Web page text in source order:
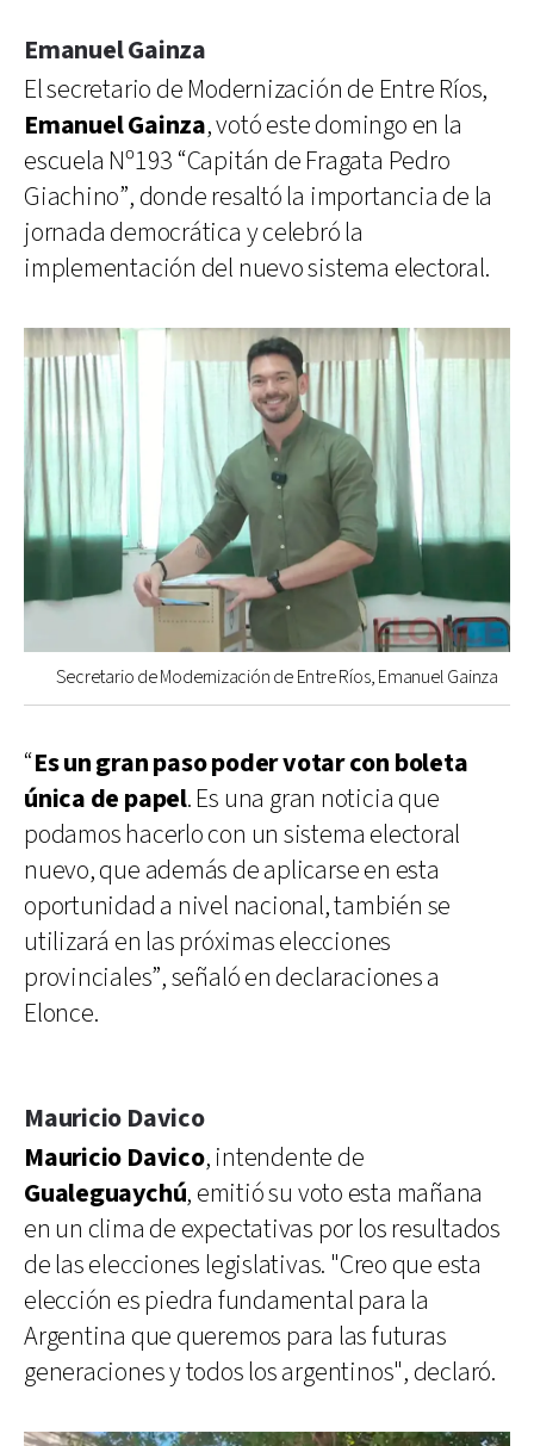
Emanuel Gainza
El secretario de Modernización de Entre Ríos,
Emanuel Gainza, votó este domingo en la
escuela Nº193 “Capitán de Fragata Pedro
Giachino”, donde resaltó la importancia de la
jornada democrática y celebró la
implementación del nuevo sistema electoral.
Secretario de Modernización de Entre Ríos, Emanuel Gainza
“Es un gran paso poder votar con boleta
única de papel. Es una gran noticia que
podamos hacerlo con un sistema electoral
nuevo, que además de aplicarse en esta
oportunidad a nivel nacional, también se
utilizará en las próximas elecciones
provinciales”, señaló en declaraciones a
Elonce.
Mauricio Davico
Mauricio Davico, intendente de
Gualeguaychú, emitió su voto esta mañana
en un clima de expectativas por los resultados
de las elecciones legislativas. "Creo que esta
elección es piedra fundamental para la
Argentina que queremos para las futuras
generaciones y todos los argentinos", declaró.